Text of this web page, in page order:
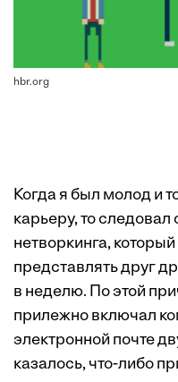
hbr.org
Когда я был молод и
карьеру, то
нетворкинга,
представлять друг
в неделю. По этой
прилежно включал
электронной почте
казалось, что-либо